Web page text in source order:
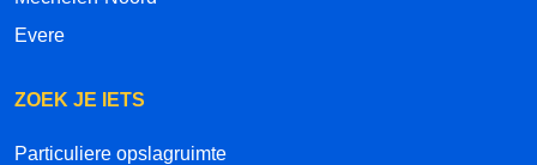
Evere
ZOEK JE IETS
Particuliere opslagruimte